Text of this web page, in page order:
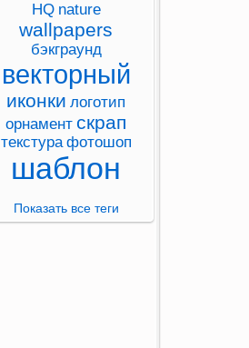
HQ nature
wallpapers
бэкграунд
векторный
иконки логотип
орнамент скрап
текстура фотошоп
шаблон
Показать все теги